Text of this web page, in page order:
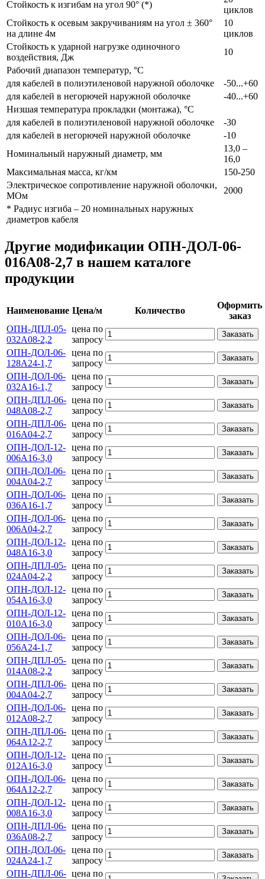
Стойкость к изгибам на угол 90° (*)
циклов
Стойкость к осевым закручиваниям на угол ± 360°
на длине 4м
10
циклов
Стойкость к ударной нагрузке одиночного
воздействия, Дж
10
Рабочий диапазон температур, °С
для кабелей в полиэтиленовой наружной оболочке
-50...+60
для кабелей в негорючей наружной оболочке
-40...+60
Низшая температура прокладки (монтажа), °С
для кабелей в полиэтиленовой наружной оболочке
-30
для кабелей в негорючей наружной оболочке
-10
Номинальный наружный диаметр, мм
13,0 –
16,0
Максимальная масса, кг/км
150-250
Электрическое сопротивление наружной оболочки,
МОм
2000
* Радиус изгиба – 20 номинальных наружных
диаметров кабеля
Другие модификации ОПН-ДОЛ-06-
016А08-2,7 в нашем каталоге
продукции
Наименование Цена/м Количество
Оформить
заказ
ОПН-ДПЛ-05-
032А08-2,2
цена по
запросу
Заказать
ОПН-ДОЛ-06-
128А24-1,7
цена по
запросу
Заказать
ОПН-ДОЛ-06-
032А16-1,7
цена по
запросу
Заказать
ОПН-ДПЛ-06-
048А08-2,7
цена по
запросу
Заказать
ОПН-ДПЛ-06-
016А04-2,7
цена по
запросу
Заказать
ОПН-ДОЛ-12-
006А16-3,0
цена по
запросу
Заказать
ОПН-ДОЛ-06-
004А04-2,7
цена по
запросу
Заказать
ОПН-ДОЛ-06-
036А16-1,7
цена по
запросу
Заказать
ОПН-ДОЛ-06-
006А04-2,7
цена по
запросу
Заказать
ОПН-ДОЛ-12-
048А16-3,0
цена по
запросу
Заказать
ОПН-ДПЛ-05-
024А04-2,2
цена по
запросу
Заказать
ОПН-ДОЛ-12-
054А16-3,0
цена по
запросу
Заказать
ОПН-ДОЛ-12-
010А16-3,0
цена по
запросу
Заказать
ОПН-ДОЛ-06-
056А24-1,7
цена по
запросу
Заказать
ОПН-ДПЛ-05-
014А08-2,2
цена по
запросу
Заказать
ОПН-ДПЛ-06-
004А04-2,7
цена по
запросу
Заказать
ОПН-ДОЛ-06-
012А08-2,7
цена по
запросу
Заказать
ОПН-ДПЛ-06-
064А12-2,7
цена по
запросу
Заказать
ОПН-ДОЛ-12-
012А16-3,0
цена по
запросу
Заказать
ОПН-ДОЛ-06-
064А12-2,7
цена по
запросу
Заказать
ОПН-ДОЛ-12-
008А16-3,0
цена по
запросу
Заказать
ОПН-ДПЛ-06-
036А08-2,7
цена по
запросу
Заказать
ОПН-ДОЛ-06-
024А24-1,7
цена по
запросу
Заказать
ОПН-ДПЛ-06- цена по